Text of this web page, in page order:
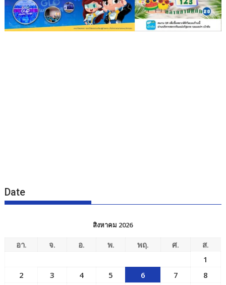
Date
สิงหาคม 2026
อา. จ. อ. พ. พฤ. ศ.
ส.
1
2
3 4 5 6 7
8